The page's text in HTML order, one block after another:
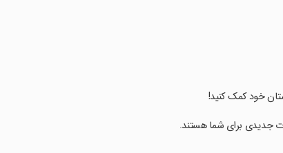
خود کمک کنید!
جدیدی برای شما هستند.